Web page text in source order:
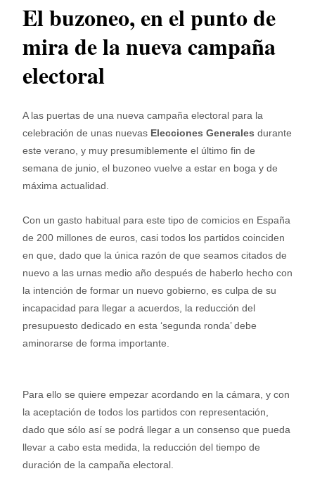
El buzoneo, en el punto de
mira de la nueva campaña
electoral
A las puertas de una nueva campaña electoral para la
celebración de unas nuevas Elecciones Generales durante
este verano, y muy presumiblemente el último fin de
semana de junio, el buzoneo vuelve a estar en boga y de
máxima actualidad.
Con un gasto habitual para este tipo de comicios en España
de 200 millones de euros, casi todos los partidos coinciden
en que, dado que la única razón de que seamos citados de
nuevo a las urnas medio año después de haberlo hecho con
la intención de formar un nuevo gobierno, es culpa de su
incapacidad para llegar a acuerdos, la reducción del
presupuesto dedicado en esta ‘segunda ronda’ debe
aminorarse de forma importante.
Para ello se quiere empezar acordando en la cámara, y con
la aceptación de todos los partidos con representación,
dado que sólo así se podrá llegar a un consenso que pueda
llevar a cabo esta medida, la reducción del tiempo de
duración de la campaña electoral.